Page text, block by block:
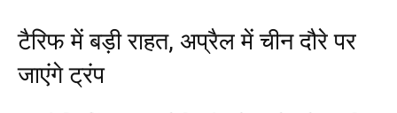
टैरिफ में बड़ी राहत, अप्रैल में चीन दौरे पर
जाएंगे ट्रंप